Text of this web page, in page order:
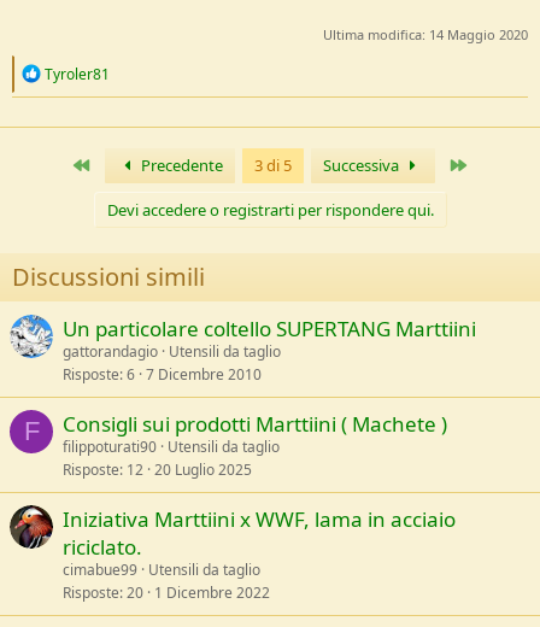
Ultima modifica: 14 Maggio 2020
R
c
Tyroler81
Primo Precedente 3 di 5 Successiva
Devi accedere o registrarti per rispondere qui.
Discussioni simili
Un particolare coltello SUPERTANG Marttiini
gattorandagio Utensili da taglio
Risposte 6 7 Dicembre 2010
F Consigli sui prodotti Marttiini ( Machete )
filippoturati90 Utensili da taglio
Risposte 12 20 Luglio 2025
Iniziativa Marttiini x WWF, lama in acciaio
riciclato.
cimabue99 Utensili da taglio
Risposte 20 1 Dicembre 2022